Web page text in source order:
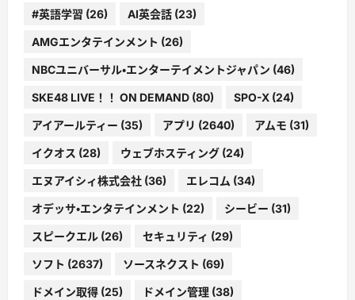
#英語学習 (26) AI英会話 (23)
AMGエンタテインメント (26)
NBCユニバーサル・エンターテイメントジャパン (46)
SKE48 LIVE！！ ON DEMAND (80) SPO-X (24)
アイアールティー (35) アプリ (2640) アムモ (31)
イクオス (28) ウェブホスティング (24)
エヌアイシィ株式会社 (36) エレコム (34)
オデッサ・エンタテインメント (22) シービー (31)
スピークエル (26) セキュリティ (29)
ソフト (2637) ソースネクスト (69)
ドメイン取得 (25) ドメイン管理 (38)